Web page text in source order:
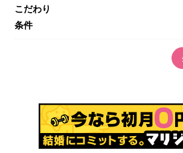
こだわり
条件